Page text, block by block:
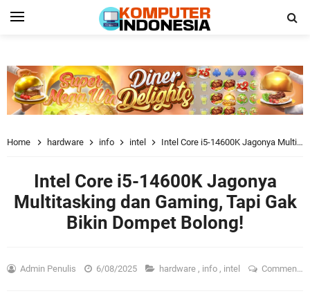
Home hardware info intel Intel Core i5-14600K Jagonya Multitasking dan Gaming, Tapi Gak Bikin Dompet Bolong!
Intel Core i5-14600K Jagonya
Multitasking dan Gaming, Tapi Gak
Bikin Dompet Bolong!
Admin Penulis 6/08/2025 hardware , info , intel Comment